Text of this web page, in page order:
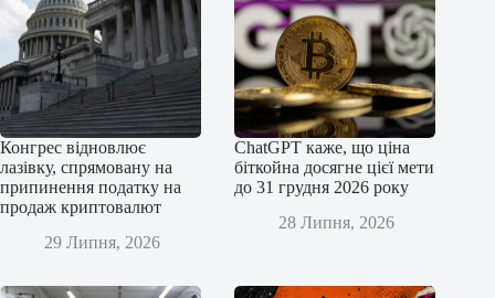
Конгрес відновлює
лазівку, спрямовану на
припинення податку на
продаж криптовалют
29 Липня, 2026
ChatGPT каже, що ціна
біткойна досягне цієї мети
до 31 грудня 2026 року
28 Липня, 2026